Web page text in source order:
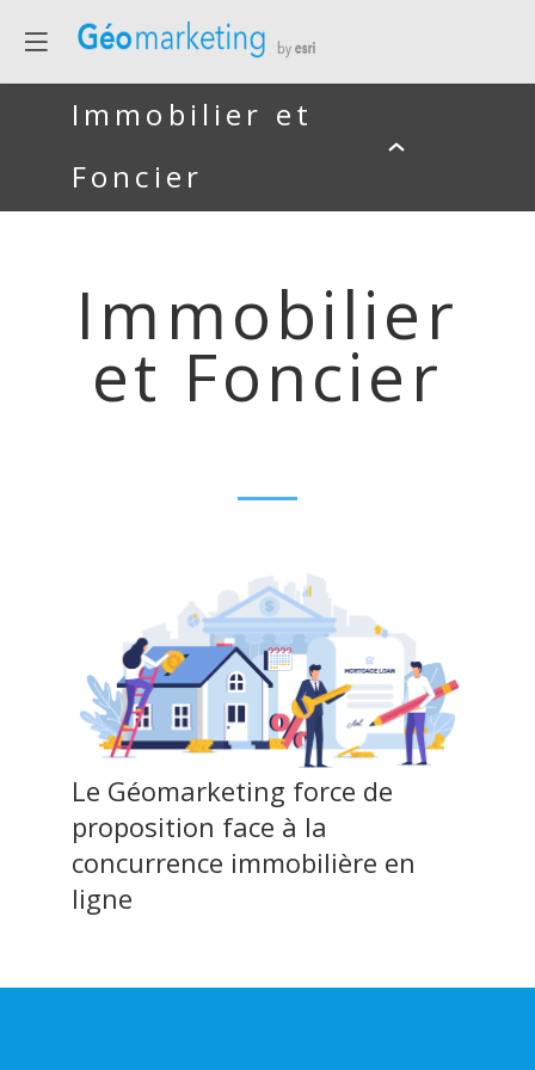
Immobilier et
Foncier
Immobilier
et Foncier
Le Géomarketing force de
proposition face à la
concurrence immobilière en
ligne